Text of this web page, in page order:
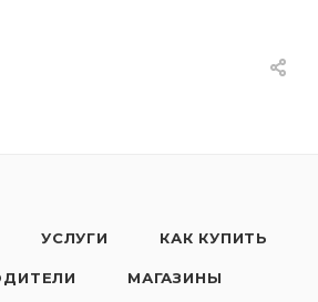
УСЛУГИ КАК КУПИТЬ
МАГАЗИНЫ